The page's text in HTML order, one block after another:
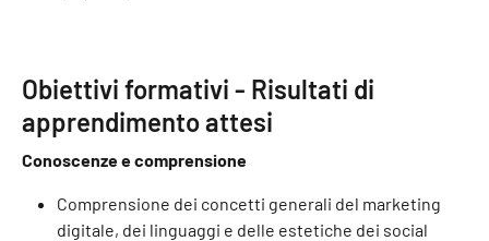
Obiettivi formativi - Risultati di
apprendimento attesi
Conoscenze e comprensione
Comprensione dei concetti generali del marketing
digitale, dei linguaggi e delle estetiche dei social